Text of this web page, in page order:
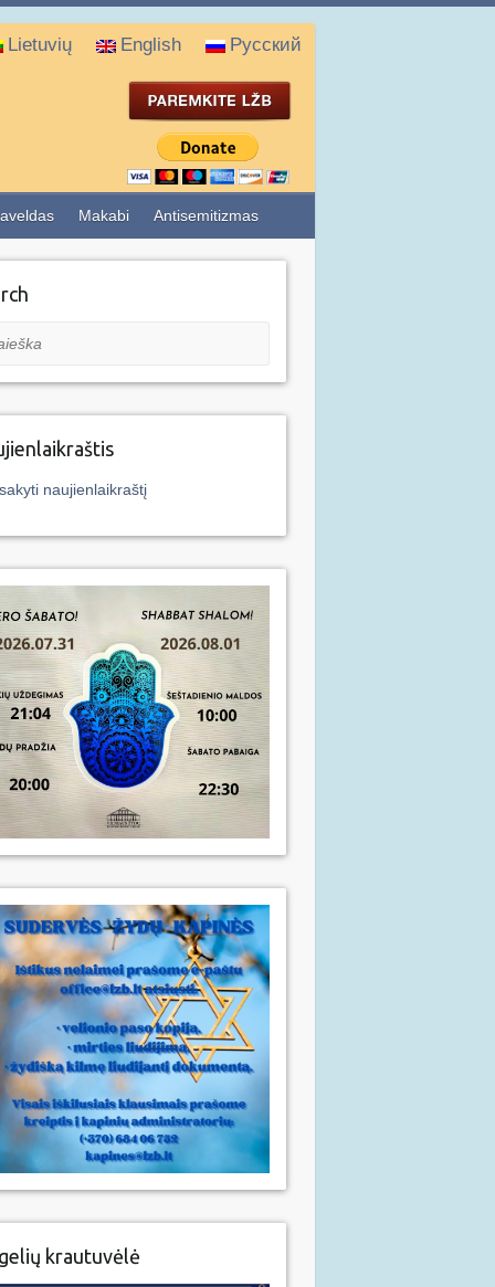
Lietuvių English Русский
Makabi Antisemitizmas
naujienlaikraštį
krautuvėlė